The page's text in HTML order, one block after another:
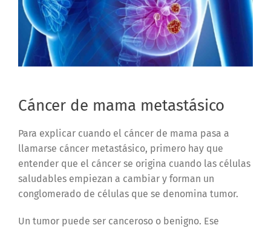
Cáncer de mama metastásico
Para explicar cuando el cáncer de mama pasa a
llamarse cáncer metastásico, primero hay que
entender que el cáncer se origina cuando las células
saludables empiezan a cambiar y forman un
conglomerado de células que se denomina tumor.
Un tumor puede ser canceroso o benigno. Ese